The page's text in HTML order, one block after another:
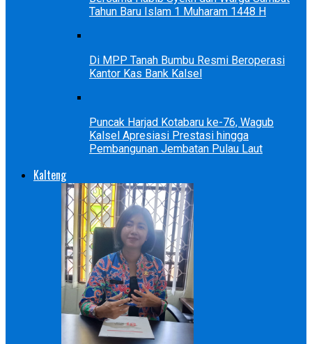
Tahun Baru Islam 1 Muharam 1448 H
Di MPP Tanah Bumbu Resmi Beroperasi
Kantor Kas Bank Kalsel
Puncak Harjad Kotabaru ke-76, Wagub
Kalsel Apresiasi Prestasi hingga
Pembangunan Jembatan Pulau Laut
Kalteng